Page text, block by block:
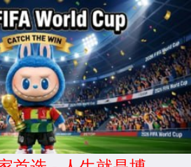
品牌官网